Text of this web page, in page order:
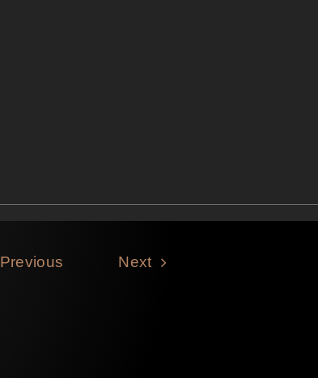
Previous Next